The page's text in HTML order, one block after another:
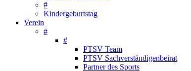
#
Kindergeburtstag
Verein
#
#
PTSV Team
PTSV Sachverständigenbeirat
Partner des Sports